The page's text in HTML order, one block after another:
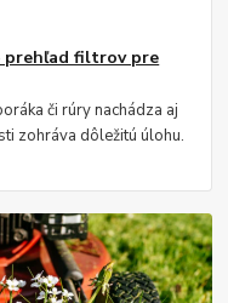
prehľad filtrov pre
či rúry nachádza aj
zohráva dôležitú úlohu.